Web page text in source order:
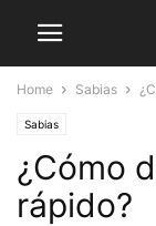
Home Sabias
Sabias
¿Cómo
rápido?